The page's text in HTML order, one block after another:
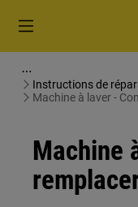
Instructions de
séchants
Machine à laver -
Machine